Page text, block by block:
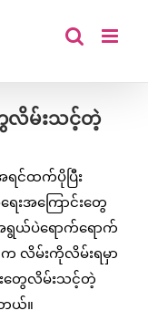
လိမ်းသင့်တဲ့
င်ထက်ပိုပြီး
းအကြောင်းတွေ
ယ်ပဲရောက်ရောက်
က လိမ်းကိုလိမ်းရမှာ
းတွေလိမ်းသင့်တဲ့
တယ်။